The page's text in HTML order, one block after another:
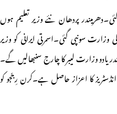
پردھان نئے وزیر تعلیم ہوں
سونپی گئی۔اسمرتی ایرانی کو وزیر
یادو وزارت لیبر کا چارج سنبھالیں گے۔
کا اعزاز حاصل ہے۔کرن رِجّجو کو